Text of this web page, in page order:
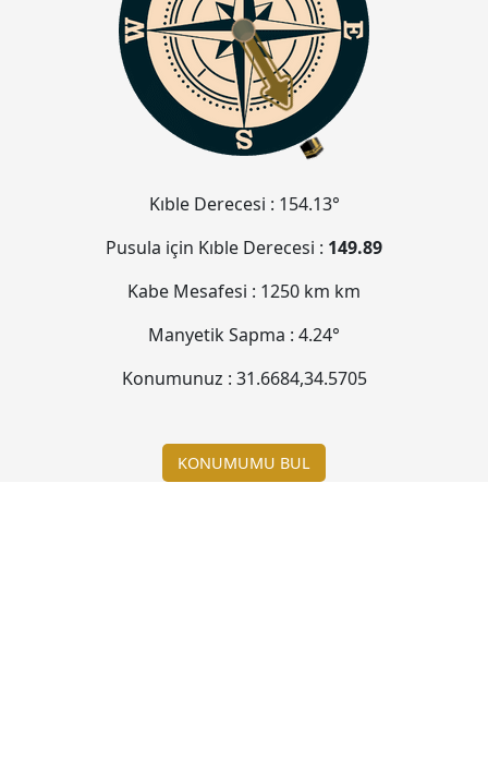
Kıble Derecesi : 154.13°
Pusula için Kıble Derecesi : 149.89
Kabe Mesafesi : 1250 km km
Manyetik Sapma : 4.24°
Konumunuz : 31.6684,34.5705
KONUMUMU BUL